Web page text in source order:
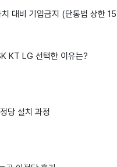
대비 기입금지 (단통법 상한
KT LG 선택한 이유는?
당 설치 과정